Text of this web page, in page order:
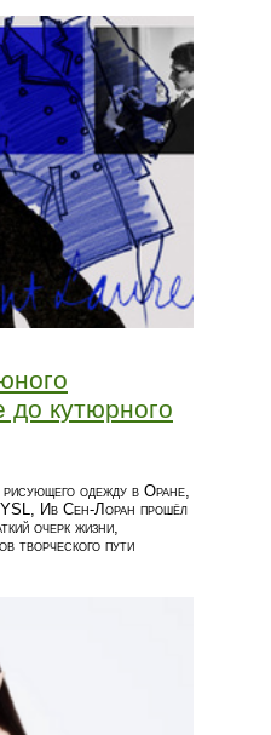
до кутюрного
одежду в Оране,
YSL, Ив Сен-Лоран прошёл
очерк жизни,
творческого пути